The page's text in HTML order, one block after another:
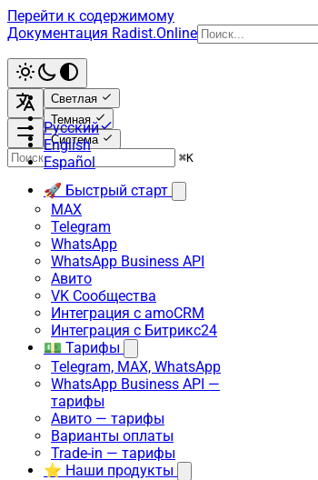
Перейти к содержимому
Документация Radist.Online
Светлая
Темная
Система
Русский
English
Español
⌘K
🚀 Быстрый старт
MAX
Telegram
WhatsApp
WhatsApp Business API
Авито
VK Сообщества
Интеграция с amoCRM
Интеграция с Битрикс24
💵 Тарифы
Telegram, MAX, WhatsApp
WhatsApp Business API —
тарифы
Авито — тарифы
Варианты оплаты
Trade-in — тарифы
⭐ Наши продукты